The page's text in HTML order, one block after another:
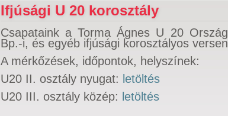
Ifjúsági U 20 korosztály
Csapataink a Torma Ágnes U 20
Bp.-i, és egyéb ifjúsági korosztályos
A mérkőzések, időpontok, helyszínek:
U20 II. osztály nyugat: letöltés
U20 III. osztály közép: letöltés